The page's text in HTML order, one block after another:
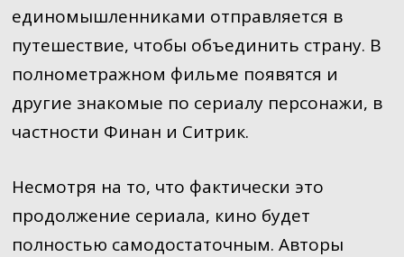
единомышленниками отправляется в
путешествие, чтобы объединить страну. В
полнометражном фильме появятся и
другие знакомые по сериалу персонажи, в
частности Финан и Ситрик.
Несмотря на то, что фактически это
продолжение сериала, кино будет
полностью самодостаточным. Авторы